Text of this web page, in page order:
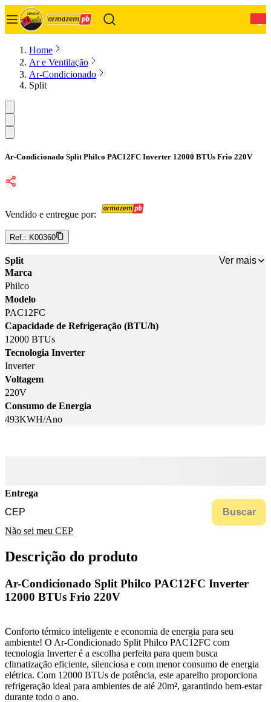
Home
Ar e Ventilação
Ar-Condicionado
Split
Ar-Condicionado Split Philco PAC12FC Inverter 12000 BTUs Frio 220V
Vendido e entregue por:
Ref.: K00360
Split
Ver mais
Marca
Philco
Modelo
PAC12FC
Capacidade de Refrigeração (BTU/h)
12000 BTUs
Tecnologia Inverter
Inverter
Voltagem
220V
Consumo de Energia
493KWH/Ano
Entrega
Buscar
Não sei meu CEP
Descrição do produto
Ar-Condicionado Split Philco PAC12FC Inverter
12000 BTUs Frio 220V
Conforto térmico inteligente e economia de energia para seu
ambiente! O Ar-Condicionado Split Philco PAC12FC com
tecnologia Inverter é a escolha perfeita para quem busca
climatização eficiente, silenciosa e com menor consumo de energia
elétrica. Com 12000 BTUs de potência, este aparelho proporciona
refrigeração ideal para ambientes de até 20m², garantindo bem-estar
durante todo o ano.